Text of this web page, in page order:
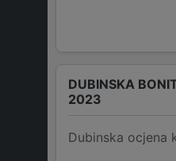
DUBINSKA
2023
Dubinska ocjena